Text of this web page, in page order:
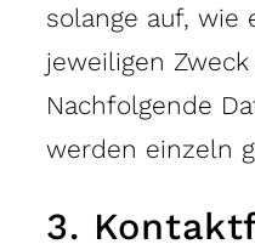
solange auf, wie
jeweiligen
Nachfolgende
werden einzeln
3.